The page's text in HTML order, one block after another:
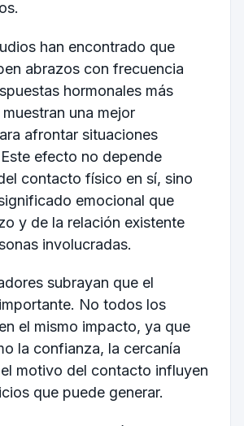
han encontrado que
abrazos con frecuencia
hormonales más
una mejor
afrontar situaciones
efecto no depende
contacto físico en sí, sino
emocional que
y de la relación existente
involucradas.
subrayan que el
No todos los
el mismo impacto, ya que
la confianza, la cercanía
motivo del contacto influyen
que puede generar.